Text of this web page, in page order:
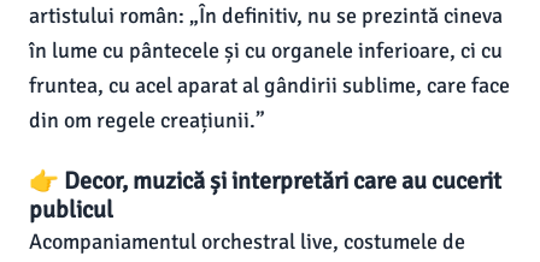
artistului român: „În definitiv, nu se prezintă cineva
în lume cu pântecele și cu organele inferioare, ci cu
fruntea, cu acel aparat al gândirii sublime, care face
din om regele creațiunii.”
👉 Decor, muzică și interpretări care au cucerit
publicul
Acompaniamentul orchestral live, costumele de